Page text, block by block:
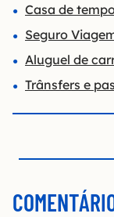
Casa de
Seguro
Aluguel de
Trânsfers e